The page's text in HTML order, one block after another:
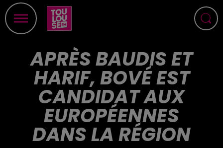
APRÈS BAUDIS ET
HARIF, BOVÉ EST
CANDIDAT AUX
EUROPÉENNES
DANS LA RÉGION